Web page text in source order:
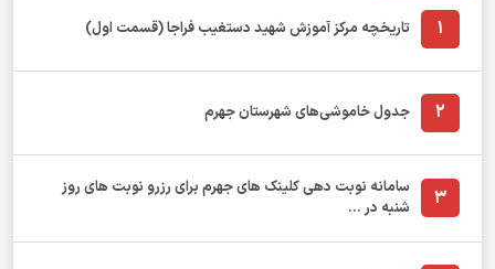
1 تاریخچه مرکز آموزش شهید دستغیب فراجا (قسمت اول)
2 جدول خاموشی‌های شهرستان جهرم
3
سامانه نوبت دهی کلینک های جهرم برای رزرو نوبت های روز
شنبه در ...